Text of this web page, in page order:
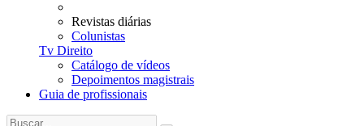
Revistas diárias
Colunistas
Tv Direito
Catálogo de vídeos
Depoimentos magistrais
Guia de profissionais